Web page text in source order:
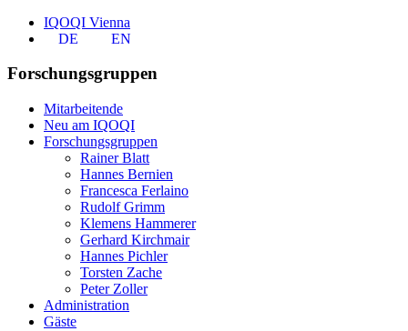
IQOQI Vienna
DE
EN
Forschungsgruppen
Mitarbeitende
Neu am IQOQI
Forschungsgruppen
Rainer Blatt
Hannes Bernien
Francesca Ferlaino
Rudolf Grimm
Klemens Hammerer
Gerhard Kirchmair
Hannes Pichler
Torsten Zache
Peter Zoller
Administration
Gäste